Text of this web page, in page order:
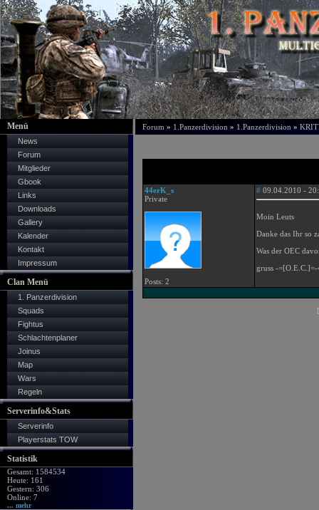
Menü
News
Forum
Mitglieder
Gbook
Links
Downloads
Gallery
Kalender
Kontakt
Impressum
Clan Menü
1. Panzerdivision
Squads
Fightus
Schlachtenplaner
Joinus
Map
Wars
Regeln
Serverinfo&Stats
Serverinfo
Playerstats TOW
Statistik
Gesamt: 1584534
Heute: 161
Gestern: 306
Online: 7
... mehr
Forum » 1.Panzerdivision » 1.Panzerdivision »
44erK_s
Private
Posts: 2
# 09.04.2010 -
Moin Leuts
Danke das Ihr so
Was der OEC
gruss -